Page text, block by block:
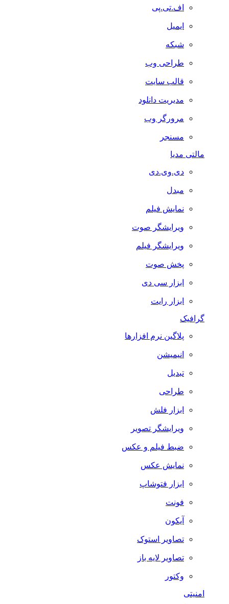
اف.تی.پی
ایمیل
شبکه
طراحی وب
قالب سایت
مدیریت دانلود
مرورگر وب
مسنجر
مالتی مدیا
دی.وی.دی
مبدل
نمایش فیلم
ویرایشگر صوت
ویرایشگر فیلم
پخش صوت
ابزار سی دی
ابزار رایت
گرافیک
پلاگین نرم افزارها
انیمیشن
تبدیل
طراحی
ابزار فلش
ویرایشگر تصویر
ضبط فيلم و عكس
نمایش عکس
ابزار فتوشاپ
فونت
آیکون
تصاویر استوک
تصاویر لایه باز
وکتور